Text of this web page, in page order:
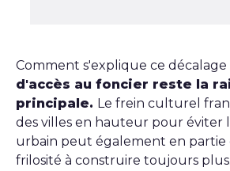
Comment s'explique ce décalage
d'accès au foncier reste la
principale. Le frein culturel
des villes en hauteur pour éviter
urbain peut également en
frilosité à construire toujours